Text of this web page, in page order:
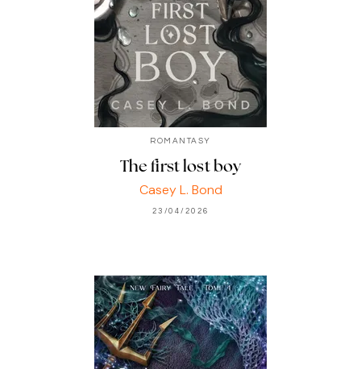
ROMANTASY
The first lost boy
Casey L. Bond
23/04/2026